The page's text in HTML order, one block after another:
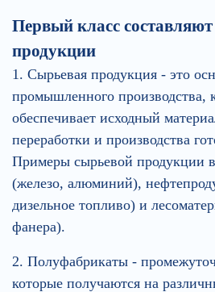
Первый класс
продукции
1. Сырьевая продукция - это
промышленного производства,
обеспечивает исходный
переработки и производства
Примеры сырьевой продукции
(железо, алюминий),
дизельное топливо) и
фанера).
2. Полуфабрикаты -
которые получаются на